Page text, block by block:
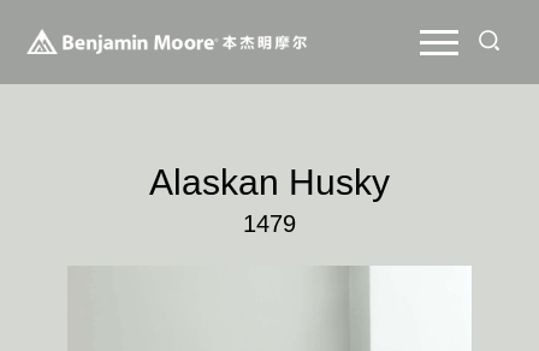
Alaskan Husky
1479